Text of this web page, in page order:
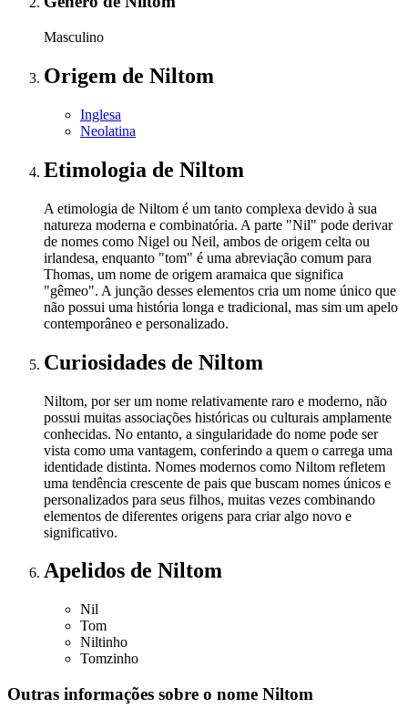
Masculino
Origem de Niltom
Inglesa
Neolatina
Etimologia de Niltom
A etimologia de Niltom é um tanto complexa devido à sua
natureza moderna e combinatória. A parte "Nil" pode derivar
de nomes como Nigel ou Neil, ambos de origem celta ou
irlandesa, enquanto "tom" é uma abreviação comum para
Thomas, um nome de origem aramaica que significa
"gêmeo". A junção desses elementos cria um nome único que
não possui uma história longa e tradicional, mas sim um apelo
contemporâneo e personalizado.
Curiosidades de Niltom
Niltom, por ser um nome relativamente raro e moderno, não
possui muitas associações históricas ou culturais amplamente
conhecidas. No entanto, a singularidade do nome pode ser
vista como uma vantagem, conferindo a quem o carrega uma
identidade distinta. Nomes modernos como Niltom refletem
uma tendência crescente de pais que buscam nomes únicos e
personalizados para seus filhos, muitas vezes combinando
elementos de diferentes origens para criar algo novo e
significativo.
Apelidos de Niltom
Nil
Tom
Niltinho
Tomzinho
Outras informações sobre o nome Niltom